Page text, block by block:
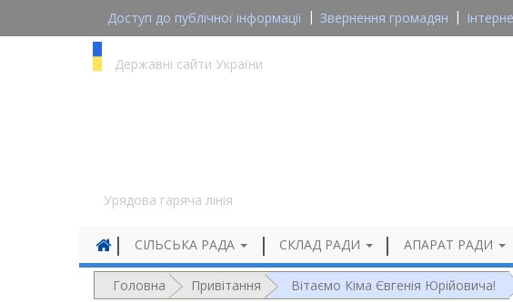
Доступ до публічної інформації Звернення громадян
Державні сайти України
Урядова гаряча лінія
СІЛЬСЬКА РАДА СКЛАД РАДИ АПАРАТ РАДИ
Головна Привітання Вітаємо Кіма Євгенія Юрійовича!